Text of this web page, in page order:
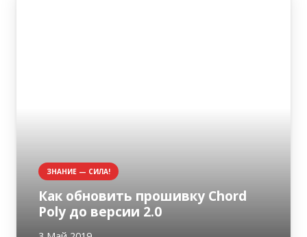
ЗНАНИЕ — СИЛА!
Как обновить прошивку Chord
Poly до версии 2.0